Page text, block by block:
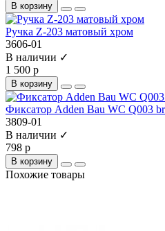
В корзину
Ручка Z-203 матовый хром
3606-01
В наличии ✓
1 500 р
В корзину
Фиксатор Adden Bau WC Q003
3809-01
В наличии ✓
798 р
В корзину
Похожие товары